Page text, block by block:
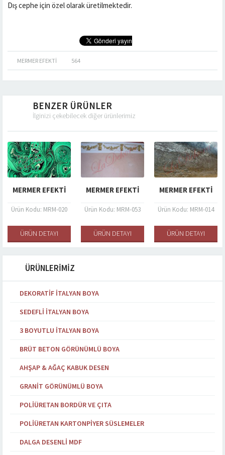
Dış cephe için özel olarak üretilmektedir.
MERMER EFEKTI 564
BENZER ÜRÜNLER
İlginizi çekebilecek diğer ürünlerimiz
MERMER EFEKTI
Ürün Kodu: MRM-020
ÜRÜN DETAYI
MERMER EFEKTI
Ürün Kodu: MRM-053
ÜRÜN DETAYI
MERMER EFEKTI
Ürün Kodu: MRM-014
ÜRÜN DETAYI
ÜRÜNLERİMİZ
DEKORATIF İTALYAN BOYA
SEDEFLI İTALYAN BOYA
3 BOYUTLU İTALYAN BOYA
BRÜT BETON GÖRÜNÜMLÜ BOYA
AHŞAP & AĞAÇ KABUK DESEN
GRANIT GÖRÜNÜMLÜ BOYA
POLIÜRETAN BORDÜR VE ÇITA
POLIÜRETAN KARTONPIYER SÜSLEMELER
DALGA DESENLI MDF